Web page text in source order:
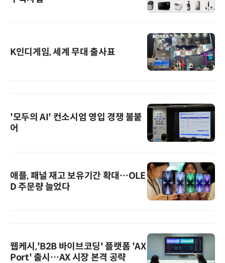
K인디게임, 세계 무대 출사표
'모두의 AI' 컨소시엄 영입 경쟁 불붙
어
애플, 패널 재고 보유기간 확대…OLE
D 주문량 늘었다
웹케시,'B2B 바이브코딩' 플랫폼 'AX
Port' 출시…AX 시장 본격 공략